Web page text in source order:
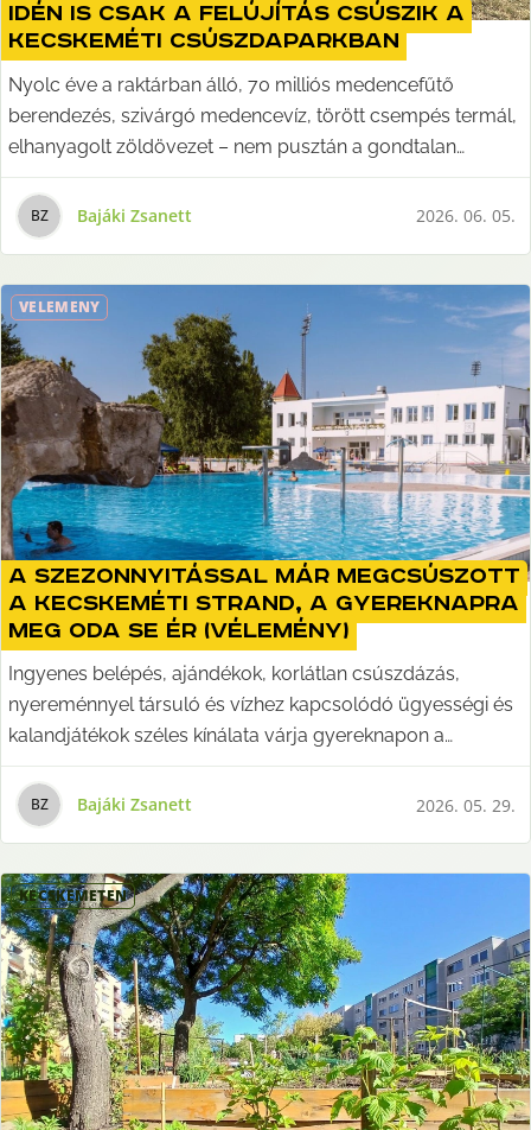
Idén is csak a felújítás csúszik a
kecskeméti csúszdaparkban
Nyolc éve a raktárban álló, 70 milliós medencefűtő
berendezés, szivárgó medencevíz, törött csempés termál,
elhanyagolt zöldövezet – nem pusztán a gondtalan
kikapcsolódást nehezítik meg a strandolók számára,
hanem sok esetben feleslegesen, értelmetlenül és
szakmaiatlanul elköltött milliókat jelentenek az
amely ráadásul a tavalyi, 2025-ös évben 80 millió forintos
veszteséggel zárt. Az öt óriáscsúszdát pedig továbbra
sem lehet használni. Korábbi főszerkesztőnk és kollégánk,
Bajáki Zsanett írása.
BZ Bajáki Zsanett 2026. 06. 05.
VÉLEMÉNY
A szezonnyitással már megcsúszott
a kecskeméti strand, a gyereknapra
meg oda se ér (Vélemény)
Ingyenes belépés, ajándékok, korlátlan csúszdázás,
nyereménnyel társuló és vízhez kapcsolódó ügyességi és
kalandjátékok széles kínálata várja gyereknapon a
családokat számtalan fürdőben. Mondjuk, nem
Kecskeméten. Bajáki Zsanett írása.
BZ Bajáki Zsanett 2026. 05. 29.
KECSKEMÉTEN